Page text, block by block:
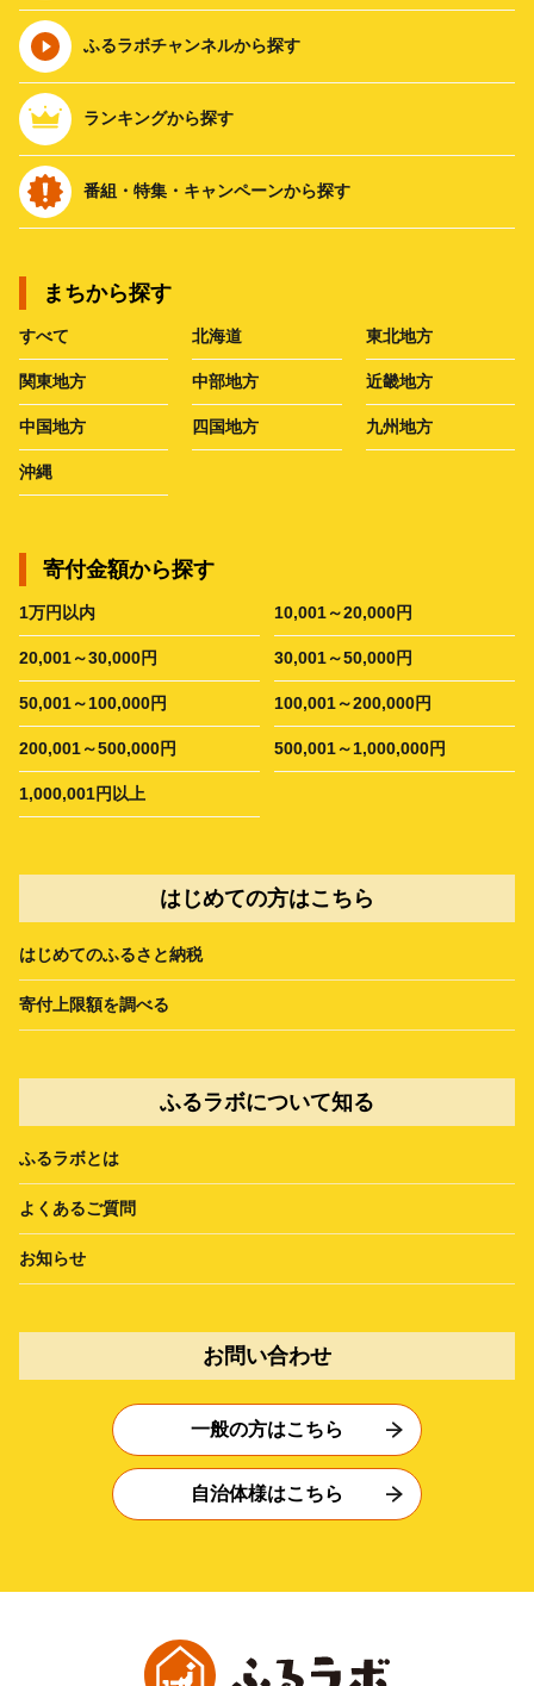
ふるラボチャンネルから探す
ランキングから探す
番組・特集・キャンペーンから探す
まちから探す
すべて 北海道 東北地方
関東地方 中部地方 近畿地方
中国地方 四国地方 九州地方
沖縄
寄付金額から探す
1万円以内 10,001～20,000円
20,001～30,000円 30,001～50,000円
50,001～100,000円 100,001～200,000円
200,001～500,000円 500,001～1,000,000円
1,000,001円以上
はじめての方はこちら
はじめてのふるさと納税
寄付上限額を調べる
ふるラボについて知る
ふるラボとは
よくあるご質問
お知らせ
お問い合わせ
一般の方はこちら
自治体様はこちら